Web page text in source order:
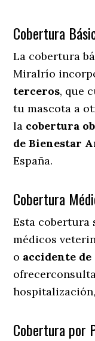
Cobertura
La cobertura
Miralrío
terceros, que
tu mascota a
la cobertura
de Bienestar
España.
Cobertura
Esta cobertura
médicos
o accidente de
Cobertura por